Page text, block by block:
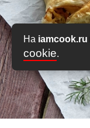
На iamcook.ru
cookie.